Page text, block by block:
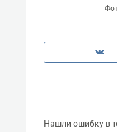
Нашли ошибку в